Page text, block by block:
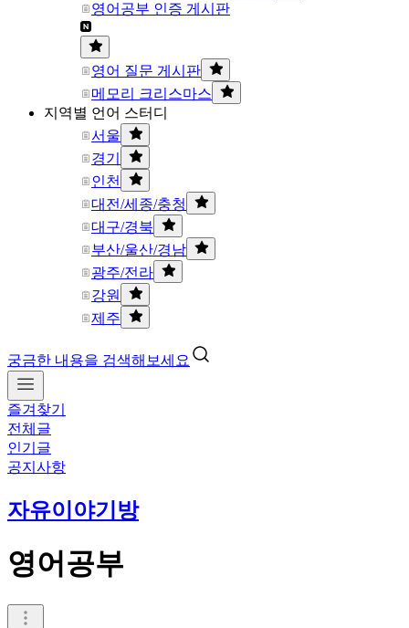
영어공부 인증 게시판
영어 질문 게시판
메모리 크리스마스
지역별 언어 스터디
서울
경기
인천
대전/세종/충청
대구/경북
부산/울산/경남
광주/전라
강원
제주
궁금한 내용을 검색해보세요
즐겨찾기
전체글
인기글
공지사항
자유이야기방
영어공부